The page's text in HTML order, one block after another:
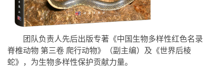
团队负责人先后出版专著《中国生物多样性红色名录
脊椎动物 第三卷 爬行动物》（副主编）及《世界后棱
蛇》，为生物多样性保护贡献力量。